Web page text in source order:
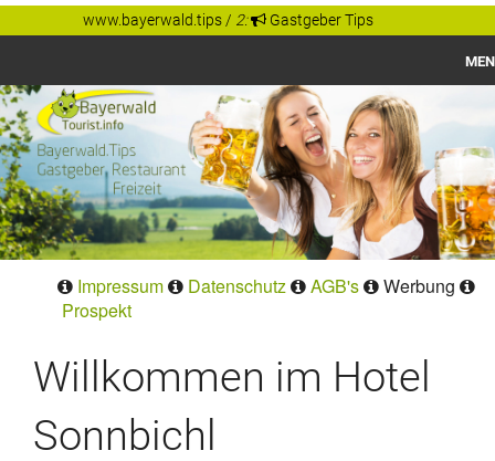
www.bayerwald.tips/ 2: Gastgeber Tips
Bayerwald
Gastgeber Tips
Regionen
Orte
Impressum Datenschutz AGB's
Werbung
Prospekt
Willkommen im Hotel
Sonnbichl